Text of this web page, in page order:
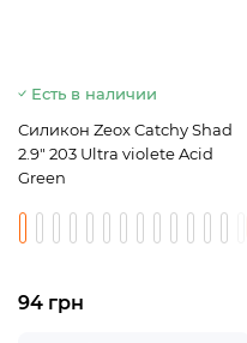
Есть в наличии
Силикон Zeox Catchy Shad
2.9" 203 Ultra violete Acid
Green
94 грн